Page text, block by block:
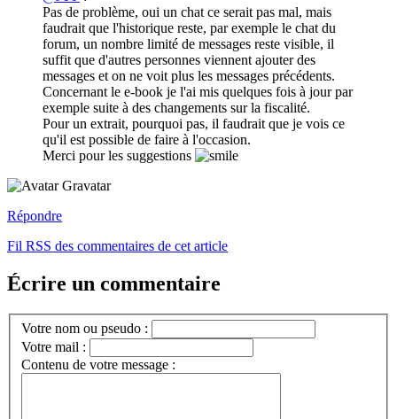
Pas de problème, oui un chat ce serait pas mal, mais
faudrait que l'historique reste, par exemple le chat du
forum, un nombre limité de messages reste visible, il
suffit que d'autres personnes viennent ajouter des
messages et on ne voit plus les messages précédents.
Concernant le e-book je l'ai mis quelques fois à jour par
exemple suite à des changements sur la fiscalité.
Pour un extrait, pourquoi pas, il faudrait que je vois ce
qu'il est possible de faire à l'occasion.
Merci pour les suggestions
Répondre
Fil RSS des commentaires de cet article
Écrire un commentaire
Votre nom ou pseudo :
Votre mail :
Contenu de votre message :